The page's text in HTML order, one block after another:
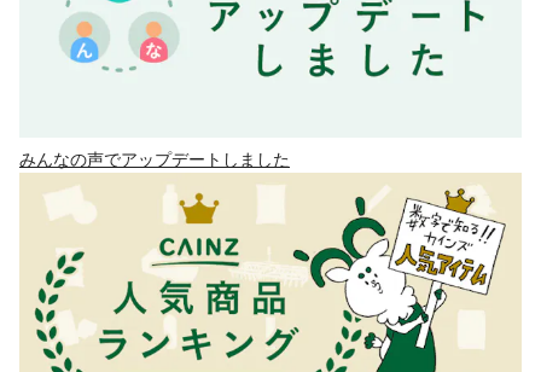
みんなの声でアップデートしました